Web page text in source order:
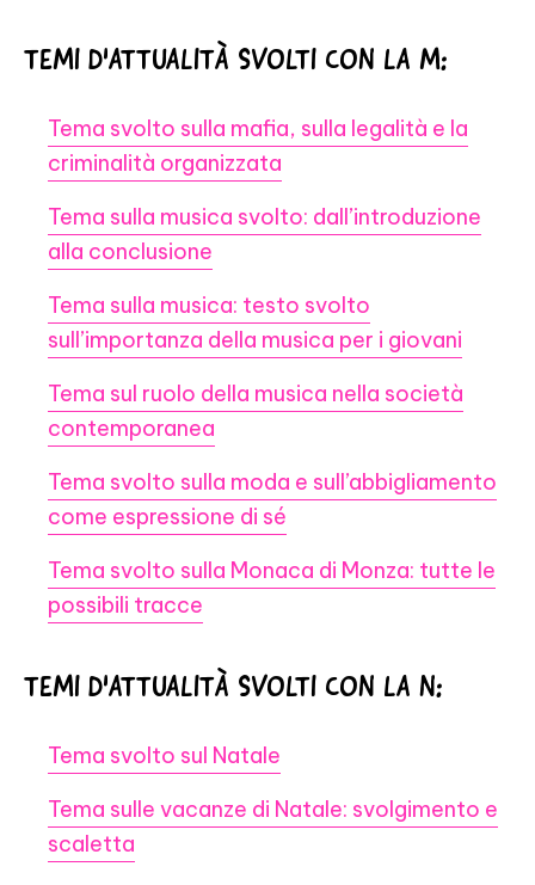
TEMI D'ATTUALITÀ SVOLTI CON LA M:
Tema svolto sulla mafia, sulla legalità e la
criminalità organizzata
Tema sulla musica svolto: dall’introduzione
alla conclusione
Tema sulla musica: testo svolto
sull’importanza della musica per i giovani
Tema sul ruolo della musica nella società
contemporanea
Tema svolto sulla moda e sull’abbigliamento
come espressione di sé
Tema svolto sulla Monaca di Monza: tutte le
possibili tracce
TEMI D'ATTUALITÀ SVOLTI CON LA N:
Tema svolto sul Natale
Tema sulle vacanze di Natale: svolgimento e
scaletta